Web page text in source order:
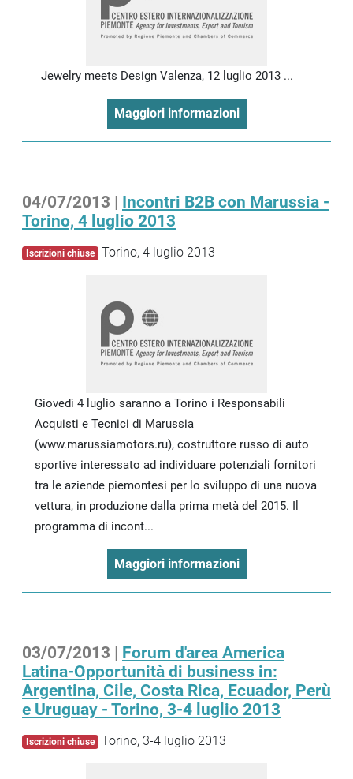
Jewelry meets Design Valenza, 12 luglio 2013 ...
Maggiori informazioni
04/07/2013 | Incontri B2B con Marussia -
Torino, 4 luglio 2013
Iscrizioni chiuse Torino, 4 luglio 2013
Giovedì 4 luglio saranno a Torino i Responsabili
Acquisti e Tecnici di Marussia
(www.marussiamotors.ru), costruttore russo di auto
sportive interessato ad individuare potenziali fornitori
tra le aziende piemontesi per lo sviluppo di una nuova
vettura, in produzione dalla prima metà del 2015. Il
programma di incont...
Maggiori informazioni
03/07/2013 | Forum d'area America
Latina-Opportunità di business in:
Argentina, Cile, Costa Rica, Ecuador, Perù
e Uruguay - Torino, 3-4 luglio 2013
Iscrizioni chiuse Torino, 3-4 luglio 2013